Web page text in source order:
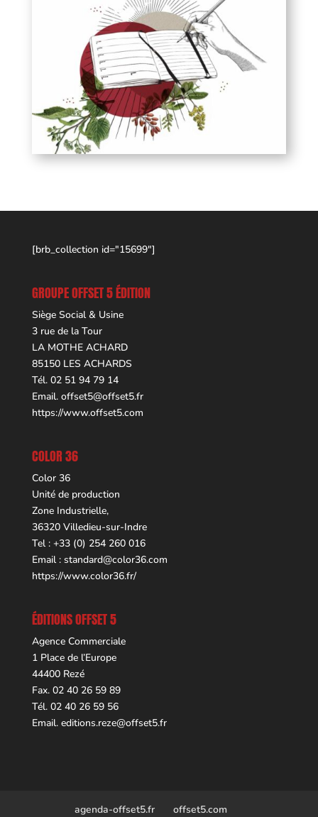
[brb_collection id="15699"]
GROUPE OFFSET 5 ÉDITION
Siège Social & Usine
3 rue de la Tour
LA MOTHE ACHARD
85150 LES ACHARDS
Tél. 02 51 94 79 14
Email. offset5@offset5.fr
https://www.offset5.com
COLOR 36
Color 36
Unité de production
Zone Industrielle,
36320 Villedieu-sur-Indre
Tel : +33 (0) 254 260 016
Email : standard@color36.com
https://www.color36.fr/
ÉDITIONS OFFSET 5
Agence Commerciale
1 Place de l’Europe
44400 Rezé
Fax. 02 40 26 59 89
Tél. 02 40 26 59 56
Email. editions.reze@offset5.fr
agenda-offset5.fr offset5.com